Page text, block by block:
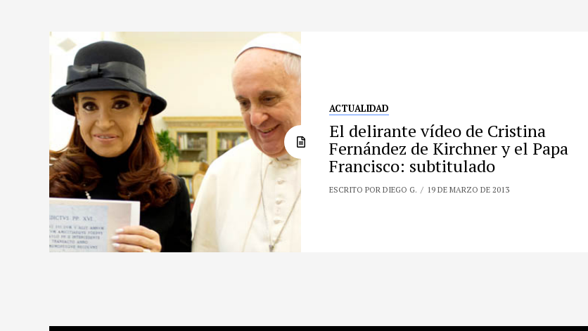
ACTUALIDAD
El delirante vídeo de Cristina
Fernández de Kirchner y el Papa
Francisco: subtitulado
ESCRITO POR DIEGO G. 19 DE MARZO DE 2013